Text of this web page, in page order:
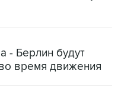
- Берлин будут
время движения